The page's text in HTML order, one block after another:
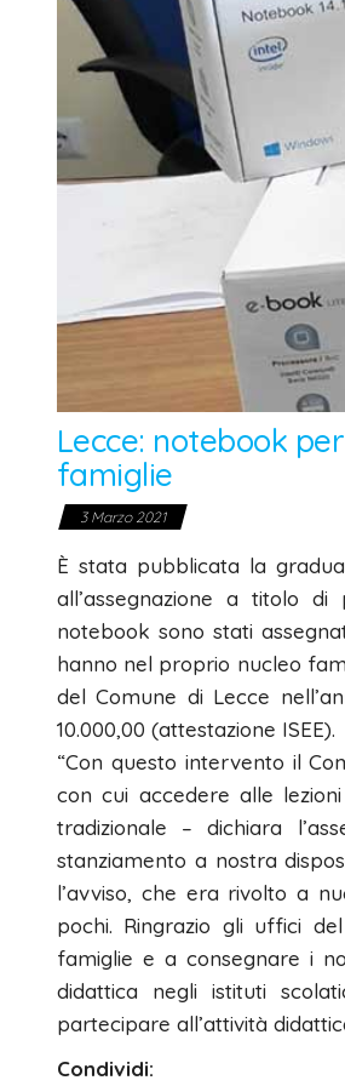
Lecce: notebook
famiglie
3 Marzo 2021
È stata pubblicata la
all’assegnazione a titolo
notebook sono stati
hanno nel proprio nucleo
del Comune di Lecce
10.000,00 (attestazione ISEE).
“Con questo intervento il
con cui accedere alle
tradizionale – dichiara
stanziamento a nostra
l’avviso, che era rivolto a
pochi. Ringrazio gli uffici
famiglie e a consegnare i
didattica negli istituti
partecipare all’attività
Condividi: